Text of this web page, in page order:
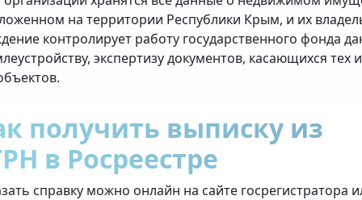
на территории Республики Крым, и их
контролирует работу государственного фонда
экспертизу документов, касающихся тех
получить выписку из
в Росреестре
справку можно онлайн на сайте госрегистратора